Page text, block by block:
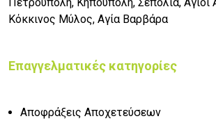
Κόκκινος Μύλος, Αγία Βαρβάρα
Επαγγελματικές κατηγορίες
Αποφράξεις Αποχετεύσεων